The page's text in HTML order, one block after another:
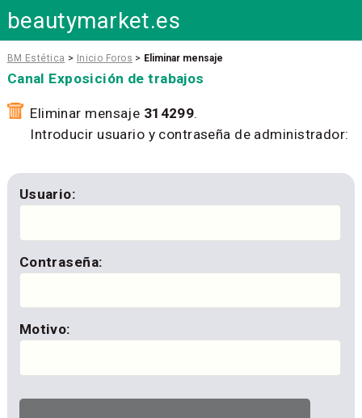
beautymarket.es
BM Estética > Inicio Foros > Eliminar mensaje
Canal Exposición de trabajos
Eliminar mensaje 314299.
Introducir usuario y contraseña de administrador:
Usuario:
Contraseña:
Motivo: